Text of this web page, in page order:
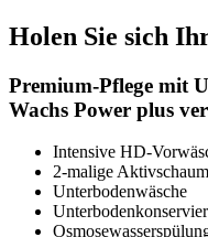
Holen Sie sich
Premium-Pflege mit
Wachs Power plus
Intensive HD-
2-malige
Unterbodenwäsche